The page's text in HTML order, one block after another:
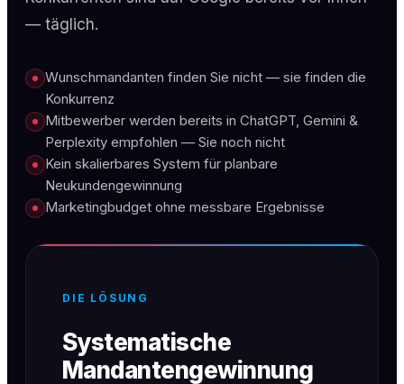
— täglich.
Wunschmandanten finden Sie nicht — sie finden die
Konkurrenz
Mitbewerber werden bereits in ChatGPT, Gemini &
Perplexity empfohlen — Sie noch nicht
Kein skalierbares System für planbare
Neukundengewinnung
Marketingbudget ohne messbare Ergebnisse
DIE LÖSUNG
Systematische
Mandantengewinnung